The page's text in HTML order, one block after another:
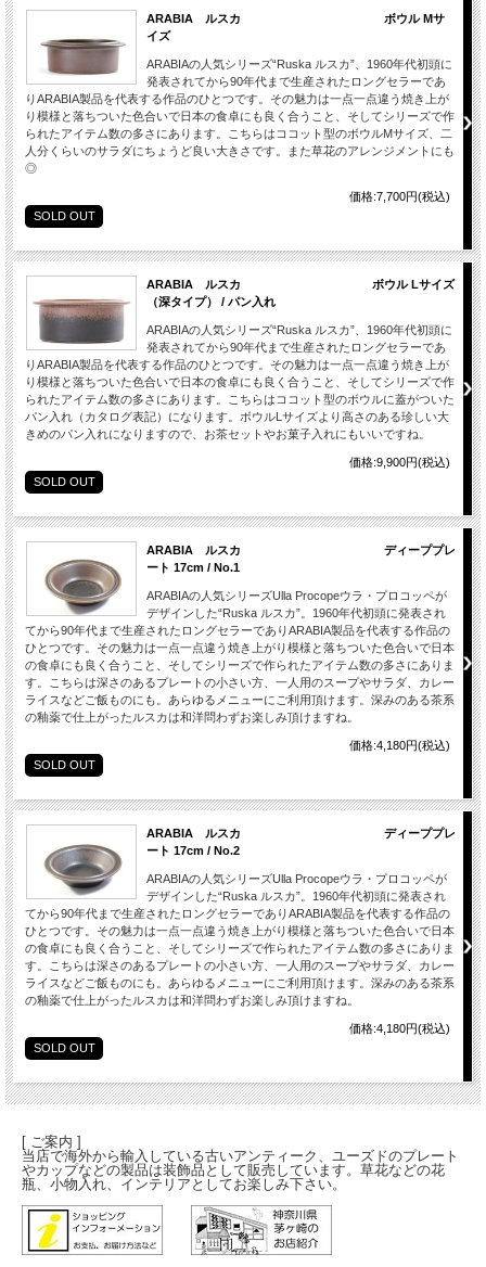
ARABIA ルスカ ボウル Mサ
イズ
ARABIAの人気シリーズ“Ruska ルスカ”、1960年代初頭に
発表されてから90年代まで生産されたロングセラーであ
りARABIA製品を代表する作品のひとつです。その魅力は一点一点違う焼き上が
り模様と落ちついた色合いで日本の食卓にも良く合うこと、そしてシリーズで作
られたアイテム数の多さにあります。こちらはココット型のボウルMサイズ、二
人分くらいのサラダにちょうど良い大きさです。また草花のアレンジメントにも
◎
価格:7,700円(税込)
SOLD OUT
ARABIA ルスカ ボウル Lサイズ
（深タイプ） / パン入れ
ARABIAの人気シリーズ“Ruska ルスカ”、1960年代初頭に
発表されてから90年代まで生産されたロングセラーであ
りARABIA製品を代表する作品のひとつです。その魅力は一点一点違う焼き上が
り模様と落ちついた色合いで日本の食卓にも良く合うこと、そしてシリーズで作
られたアイテム数の多さにあります。こちらはココット型のボウルに蓋がついた
パン入れ（カタログ表記）になります。ボウルLサイズより高さのある珍しい大
きめのパン入れになりますので、お茶セットやお菓子入れにもいいですね。
価格:9,900円(税込)
SOLD OUT
ARABIA ルスカ ディーププレ
ート 17cm / No.1
ARABIAの人気シリーズUlla Procopeウラ・プロコッペが
デザインした“Ruska ルスカ”。1960年代初頭に発表され
てから90年代まで生産されたロングセラーでありARABIA製品を代表する作品の
ひとつです。その魅力は一点一点違う焼き上がり模様と落ちついた色合いで日本
の食卓にも良く合うこと、そしてシリーズで作られたアイテム数の多さにありま
す。こちらは深さのあるプレートの小さい方、一人用のスープやサラダ、カレー
ライスなどご飯ものにも。あらゆるメニューにご利用頂けます。深みのある茶系
の釉薬で仕上がったルスカは和洋問わずお楽しみ頂けますね。
価格:4,180円(税込)
SOLD OUT
ARABIA ルスカ ディーププレ
ート 17cm / No.2
ARABIAの人気シリーズUlla Procopeウラ・プロコッペが
デザインした“Ruska ルスカ”。1960年代初頭に発表され
てから90年代まで生産されたロングセラーでありARABIA製品を代表する作品の
ひとつです。その魅力は一点一点違う焼き上がり模様と落ちついた色合いで日本
の食卓にも良く合うこと、そしてシリーズで作られたアイテム数の多さにありま
す。こちらは深さのあるプレートの小さい方、一人用のスープやサラダ、カレー
ライスなどご飯ものにも。あらゆるメニューにご利用頂けます。深みのある茶系
の釉薬で仕上がったルスカは和洋問わずお楽しみ頂けますね。
価格:4,180円(税込)
SOLD OUT
[ ご案内 ]
当店で海外から輸入している古いアンティーク、ユーズドのプレート
やカップなどの製品は装飾品として販売しています。草花などの花
瓶、小物入れ、インテリアとしてお楽しみ下さい。